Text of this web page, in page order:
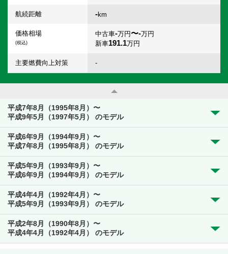
航続距離 -km
価格相場
(税込)
中古車-万円〜-万円
新車191.1万円
主要燃費向上対策 -
平成7年8月（1995年8月）〜
平成9年5月（1997年5月） のモデル
平成6年9月（1994年9月）〜
平成7年8月（1995年8月） のモデル
平成5年9月（1993年9月）〜
平成6年9月（1994年9月） のモデル
平成4年4月（1992年4月）〜
平成5年9月（1993年9月） のモデル
平成2年8月（1990年8月）〜
平成4年4月（1992年4月） のモデル